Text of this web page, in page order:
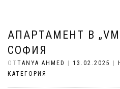
АПАРТАМЕНТ В
СОФИЯ
ОТ TANYA AHMED 13.02.2025
КАТЕГОРИЯ